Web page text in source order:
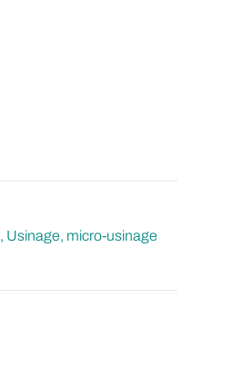
Usinage, micro-usinage